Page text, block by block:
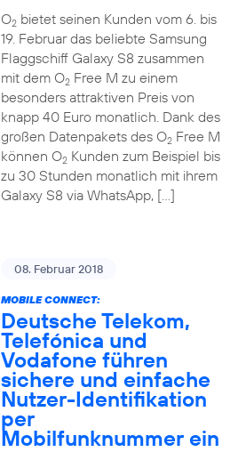
O2bietet seinen Kunden vom 6. bis
19. Februar das beliebte Samsung
Flaggschiff Galaxy S8 zusammen
mit dem O2Free M zu einem
besonders attraktiven Preis von
knapp 40 Euro monatlich. Dank des
großen Datenpakets des O2Free M
können O2Kunden zum Beispiel bis
zu 30 Stunden monatlich mit ihrem
Galaxy S8 via WhatsApp, […]
08. Februar 2018
MOBILE CONNECT:
Deutsche Telekom,
Telefónica und
Vodafone führen
sichere und einfache
Nutzer-Identifikation
per
Mobilfunknummer ein